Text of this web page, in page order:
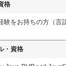
格
験をお持ちの方（言
・資格